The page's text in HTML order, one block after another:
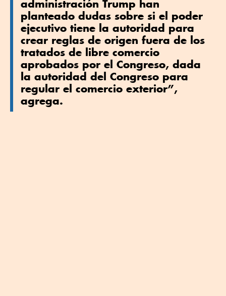
administración Trump han
planteado dudas sobre si el poder
ejecutivo tiene la autoridad para
crear reglas de origen fuera de los
tratados de libre comercio
aprobados por el Congreso, dada
la autoridad del Congreso para
regular el comercio exterior”,
agrega.